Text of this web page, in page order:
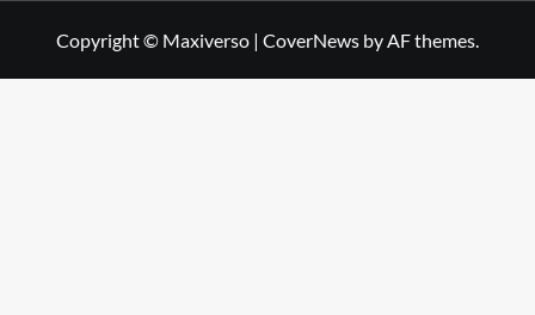
Copyright © Maxiverso | CoverNews by AF themes.